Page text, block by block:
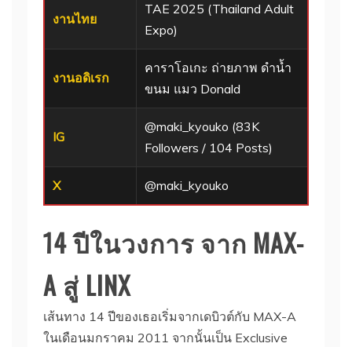
งานไทย
TAE 2025 (Thailand Adult
Expo)
งานอดิเรก
คาราโอเกะ ถ่ายภาพ ดำน้ำ
ขนม แมว Donald
IG
@maki_kyouko (83K
Followers / 104 Posts)
X @maki_kyouko
14 ปีในวงการ จาก MAX-
A สู่ LINX
เส้นทาง 14 ปีของเธอเริ่มจากเดบิวต์กับ MAX-A
ในเดือนมกราคม 2011 จากนั้นเป็น Exclusive